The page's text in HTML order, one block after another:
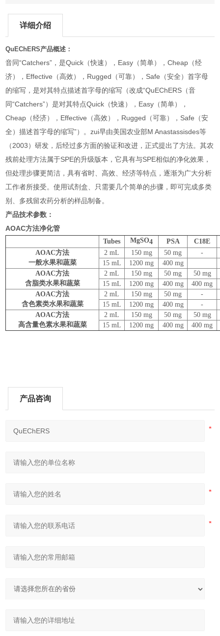
详细介绍
QuEChERS产品概述：
音同“Catchers”，是Quick（快速），Easy（简单），Cheap（经
济），Effective（高效），Rugged（可靠），Safe（安全）首字母
的缩写，是对其特点描述首字母的缩写（改成“QuEChERS（音
同“Catchers”）是对其特点Quick（快速），Easy（简单），
Cheap（经济），Effective（高效），Rugged（可靠），Safe（安
全）描述首字母的缩写”）。zui早由美国农业部M Anastassisdes等
（2003）研发，后经过多方面的验证和改进，正式提出了方法。其农
残前处理方法属于SPE的升级版本，它具有与SPE相似的净化效果，
但处理步骤更简洁，具有省时、高效、经济等特点，逐渐为广大分析
工作者所接受。使用试剂盒、只需要几个简单的步骤，即可完成多类
别、多残留农药分析的样品制备。
产品技术参数：
AOAC方法净化管
Tubes MgSO4 PSA
C18E
AOAC方法
一般水果和蔬菜
2 mL 150 mg 50 mg
-
15 mL
1200 mg
400 mg
AOAC方法
含脂类水果和蔬菜
2 mL 150 mg 50 mg
50 mg
15 mL
1200 mg 400 mg
400 mg
AOAC方法
含色素类水果和蔬菜
2 mL 150 mg 50 mg
-
15 mL
1200 mg 400 mg
-
AOAC方法
高含量色素水果和蔬菜
2 mL 150 mg 50 mg
50 mg
15 mL
1200 mg 400 mg 400 mg
产品咨询